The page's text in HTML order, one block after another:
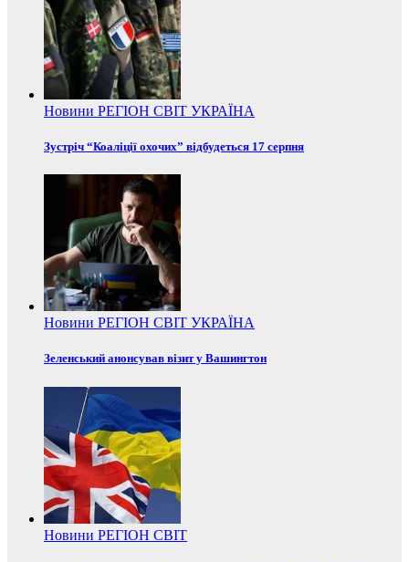
Новини РЕГІОН СВІТ УКРАЇНА
Зустріч “Коаліції охочих” відбудеться 17 серпня
Новини РЕГІОН СВІТ УКРАЇНА
Зеленський анонсував візит у Вашингтон
Новини РЕГІОН СВІТ